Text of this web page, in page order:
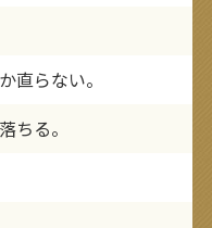
直らない。
ちる。